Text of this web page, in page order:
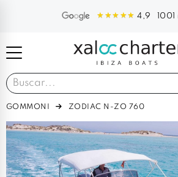
4,9
GOMMONI ZODIAC N-ZO 760